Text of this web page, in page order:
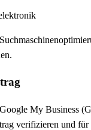
My Business
verifizieren und